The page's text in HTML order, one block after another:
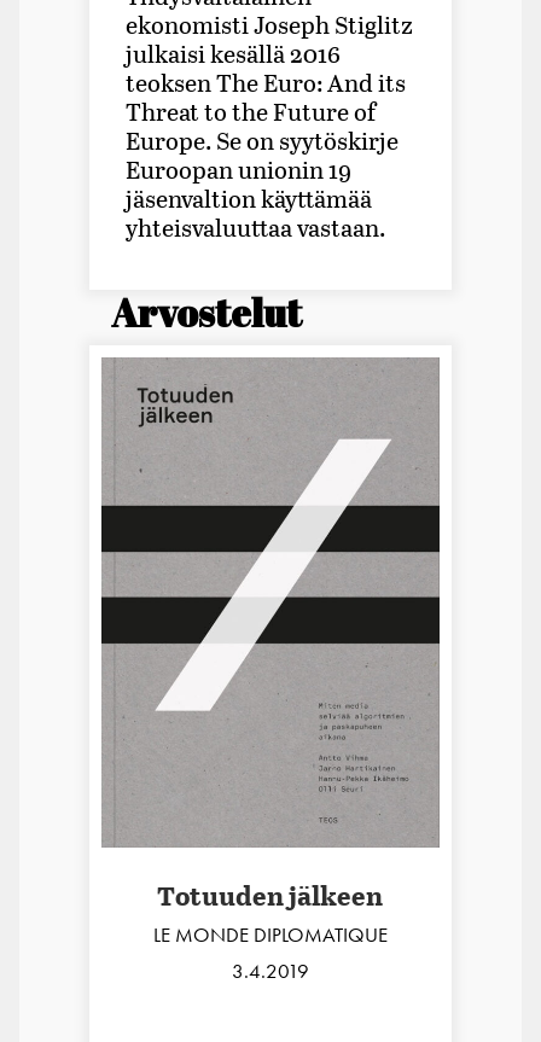
ekonomisti Joseph Stiglitz
julkaisi kesällä 2016
teoksen The Euro: And its
Threat to the Future of
Europe. Se on syytöskirje
Euroopan unio­nin 19
jäsenvaltion käyttämää
yhteisvaluuttaa vastaan.
Arvostelut
Totuuden jälkeen
LE MONDE DIPLOMATIQUE
3.4.2019